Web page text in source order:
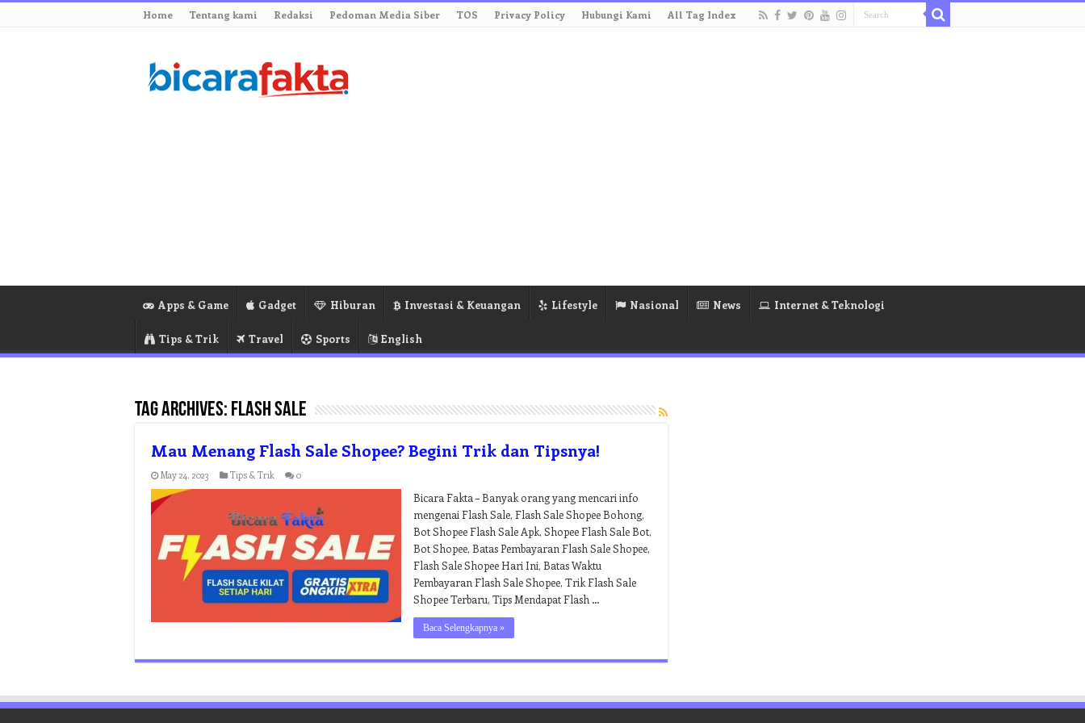
Home Tentang kami Redaksi Pedoman Media Siber TOS Privacy Policy Hubungi Kami All Tag Index
Apps & Game Gadget Hiburan Investasi & Keuangan Lifestyle Nasional News Internet & Teknologi
Tips & Trik Travel Sports English
Tag Archives: Flash Sale
Mau Menang Flash Sale Shopee? Begini Trik dan Tipsnya!
May 24, 2023 Tips & Trik 0
Bicara Fakta – Banyak orang yang mencari info
mengenai Flash Sale, Flash Sale Shopee Bohong,
Bot Shopee Flash Sale Apk, Shopee Flash Sale Bot,
Bot Shopee, Batas Pembayaran Flash Sale Shopee,
Flash Sale Shopee Hari Ini, Batas Waktu
Pembayaran Flash Sale Shopee, Trik Flash Sale
Shopee Terbaru, Tips Mendapat Flash …
Baca Selengkapnya »